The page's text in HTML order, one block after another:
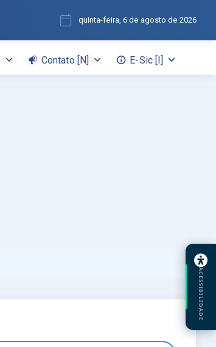
Contato [N] E-Sic [I]
quinta-feira, 6 de agosto de 2026
ACESSIBILIDADE